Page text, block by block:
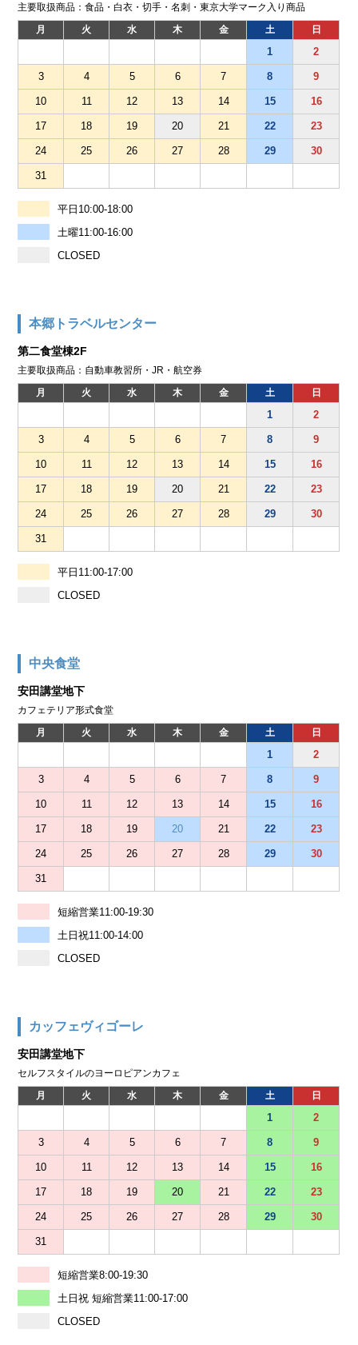
主要取扱商品：食品・白衣・切手・名刺・東京大学マーク入り商品
月 火 水 木 金 土 日
1 2
3 4 5 6 7 8 9
10 11 12 13 14 15 16
17 18 19 20 21 22 23
24 25 26 27 28 29 30
31
平日10:00-18:00
土曜11:00-16:00
CLOSED
本郷トラベルセンター
第二食堂棟2F
主要取扱商品：自動車教習所・JR・航空券
月 火 水 木 金 土 日
1 2
3 4 5 6 7 8 9
10 11 12 13 14 15 16
17 18 19 20 21 22 23
24 25 26 27 28 29 30
31
平日11:00-17:00
CLOSED
中央食堂
安田講堂地下
カフェテリア形式食堂
月 火 水 木 金 土 日
1 2
3 4 5 6 7 8 9
10 11 12 13 14 15 16
17 18 19 20 21 22 23
24 25 26 27 28 29 30
31
短縮営業11:00-19:30
土日祝11:00-14:00
CLOSED
カッフェヴィゴーレ
安田講堂地下
セルフスタイルのヨーロピアンカフェ
月 火 水 木 金 土 日
1 2
3 4 5 6 7 8 9
10 11 12 13 14 15 16
17 18 19 20 21 22 23
24 25 26 27 28 29 30
31
短縮営業8:00-19:30
土日祝 短縮営業11:00-17:00
CLOSED